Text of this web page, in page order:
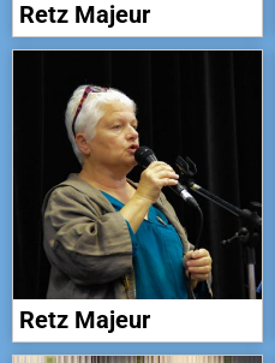
Retz Majeur
Retz Majeur